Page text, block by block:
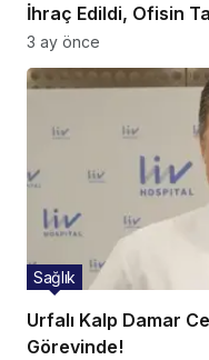
İhraç Edildi, Ofisin
3 ay önce
Urfalı Kalp Damar
Görevinde!
Sağlık